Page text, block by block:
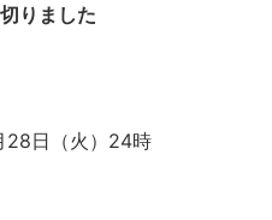
りました
28日（火）24時